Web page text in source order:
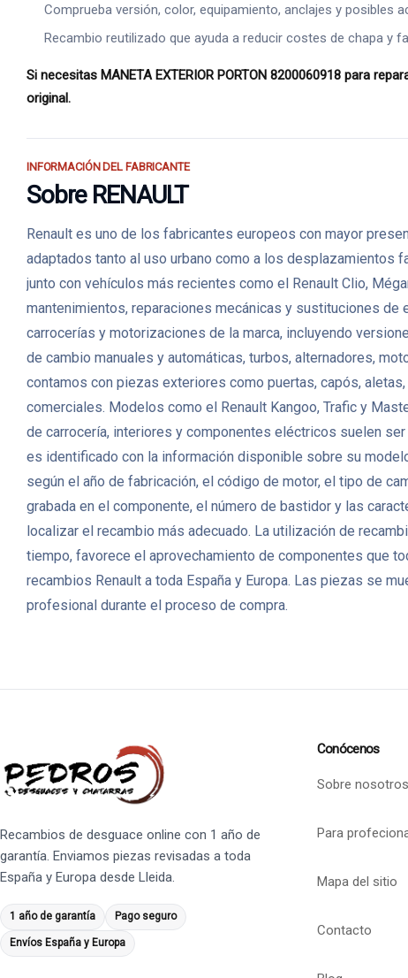
Comprueba versión, color, equipamiento, anclajes y posibles
Recambio reutilizado que ayuda a reducir costes de chapa y
Si necesitas MANETA EXTERIOR PORTON 8200060918 para
original.
INFORMACIÓN DEL FABRICANTE
Sobre RENAULT
Renault es uno de los fabricantes europeos con mayor
adaptados tanto al uso urbano como a los desplazamientos
junto con vehículos más recientes como el Renault Clio,
mantenimientos, reparaciones mecánicas y sustituciones
carrocerías y motorizaciones de la marca, incluyendo
de cambio manuales y automáticas, turbos, alternadores,
contamos con piezas exteriores como puertas, capós,
comerciales. Modelos como el Renault Kangoo, Trafic y
de carrocería, interiores y componentes eléctricos suelen
es identificado con la información disponible sobre su
según el año de fabricación, el código de motor, el tipo de
grabada en el componente, el número de bastidor y las
localizar el recambio más adecuado. La utilización de
tiempo, favorece el aprovechamiento de componentes que
recambios Renault a toda España y Europa. Las piezas se
profesional durante el proceso de compra.
Recambios de desguace online con 1 año de
garantía. Enviamos piezas revisadas a toda
España y Europa desde Lleida.
1 año de garantía Pago seguro
Envíos España y Europa
Conócenos
Sobre nosotros
Para
Mapa del sitio
Contacto